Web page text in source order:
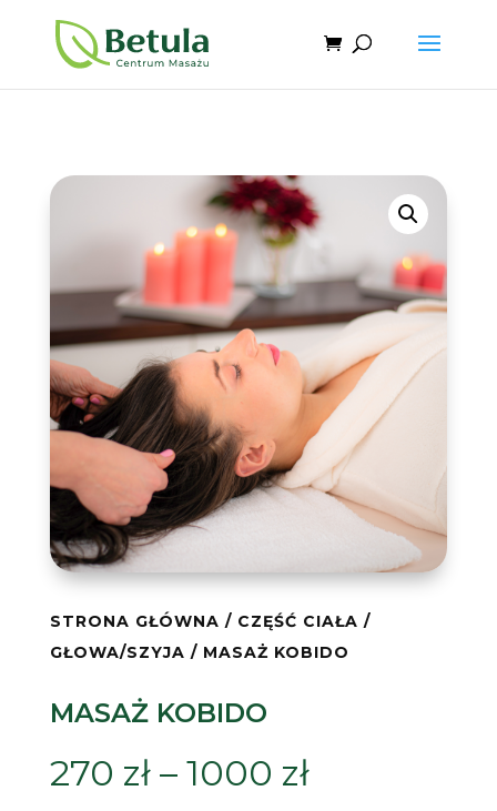
STRONA GŁÓWNA / CZĘŚĆ CIAŁA /
GŁOWA/SZYJA / MASAŻ KOBIDO
MASAŻ KOBIDO
270 zł – 1000 złZakres